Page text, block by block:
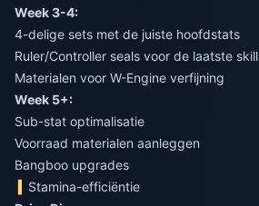
Week 3-4:
4-delige sets met de juiste hoofdstats
Ruler/Controller seals voor de laatste
Materialen voor W-Engine verfijning
Week 5+:
Sub-stat optimalisatie
Voorraad materialen aanleggen
Bangboo upgrades
Stamina-efficiëntie